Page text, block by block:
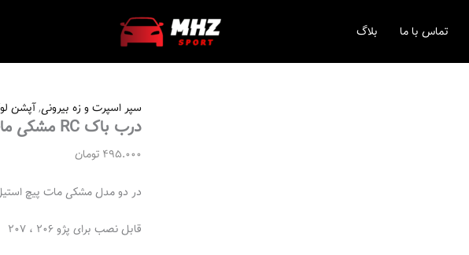
تماس با ما بلاگ
سپر اسپرت و زه بيرونی,آپشن
درب باک RC مشکی مات
495.000 تومان
در دو‌ مدل مشکی مات پیچ
قابل نصب برای پژو ۲۰۶ ، ۲۰۷
باک
RC